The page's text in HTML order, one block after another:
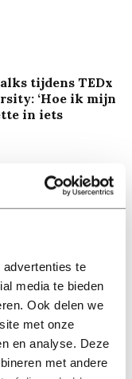
te
media te bieden
Ook delen we
met onze
en analyse. Deze
met andere
tijdens TEDx
‘Hoe ik mijn
in iets